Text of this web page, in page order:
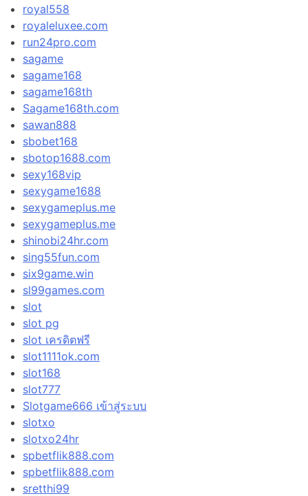
royal558
royaleluxee.com
run24pro.com
sagame
sagame168
sagame168th
Sagame168th.com
sawan888
sbobet168
sbotop1688.com
sexy168vip
sexygame1688
sexygameplus.me
sexygameplus.me
shinobi24hr.com
sing55fun.com
six9game.win
sl99games.com
slot
slot pg
slot เครดิตฟรี
slot1111ok.com
slot168
slot777
Slotgame666 เข้าสู่ระบบ
slotxo
slotxo24hr
spbetflik888.com
spbetflik888.com
sretthi99